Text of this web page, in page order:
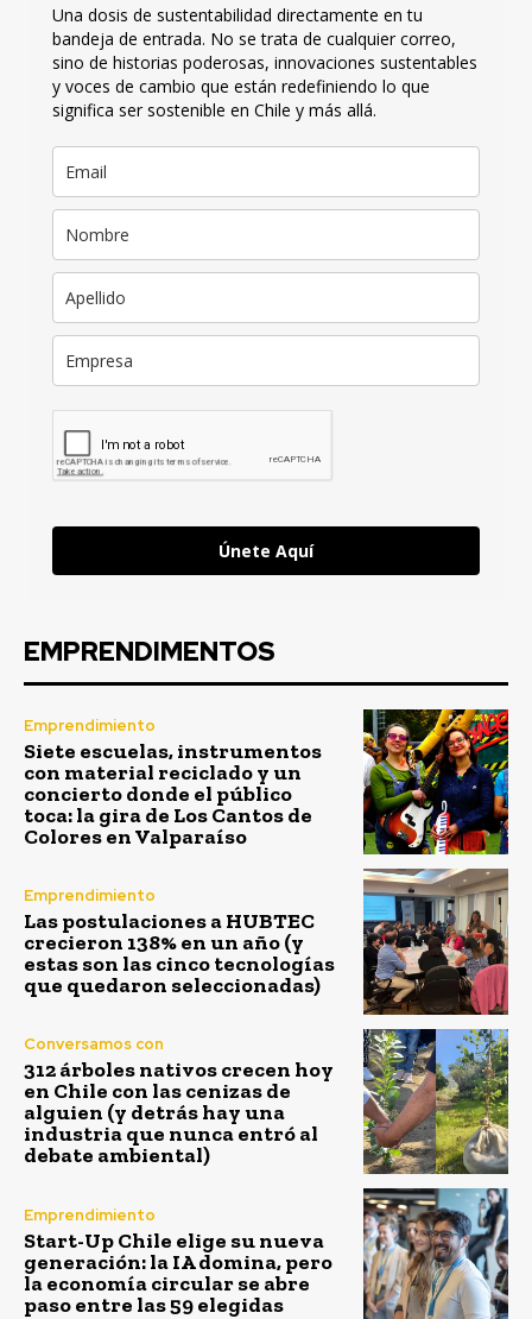
Una dosis de sustentabilidad directamente en tu
bandeja de entrada. No se trata de cualquier correo,
sino de historias poderosas, innovaciones sustentables
y voces de cambio que están redefiniendo lo que
significa ser sostenible en Chile y más allá.
Únete Aquí
EMPRENDIMENTOS
Emprendimiento
Siete escuelas, instrumentos
con material reciclado y un
concierto donde el público
toca: la gira de Los Cantos de
Colores en Valparaíso
Emprendimiento
Las postulaciones a HUBTEC
crecieron 138% en un año (y
estas son las cinco tecnologías
que quedaron seleccionadas)
Conversamos con
312 árboles nativos crecen hoy
en Chile con las cenizas de
alguien (y detrás hay una
industria que nunca entró al
debate ambiental)
Emprendimiento
Start-Up Chile elige su nueva
generación: la IA domina, pero
la economía circular se abre
paso entre las 59 elegidas